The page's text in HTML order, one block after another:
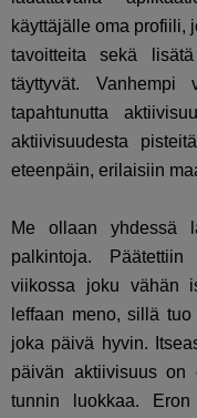
käyttäjälle oma profiili,
tavoitteita sekä
täyttyvät.
tapahtunutta
aktiivisuudesta
eteenpäin, erilaisiin
Me ollaan yhdessä
palkintoja.
viikossa joku vähän
leffaan meno, sillä
joka päivä hyvin.
päivän aktiivisuus on
tunnin luokkaa.